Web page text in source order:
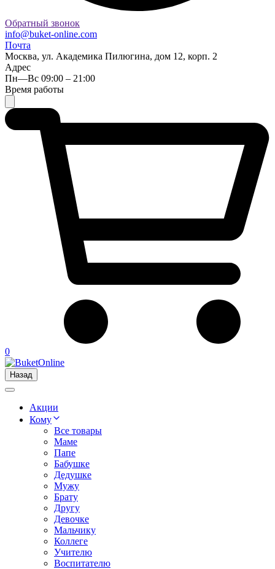
Обратный звонок
info@buket-online.com
Почта
Москва, ул. Академика Пилюгина, дом 12, корп. 2
Адрес
Пн—Вс 09:00 – 21:00
Время работы
0
Назад
Акции
Кому
Все товары
Маме
Папе
Бабушке
Дедушке
Мужу
Брату
Другу
Девочке
Мальчику
Коллеге
Учителю
Воспитателю